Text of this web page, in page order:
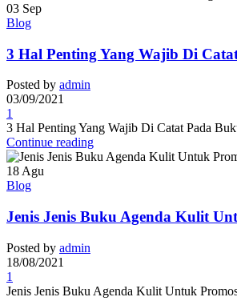
03 Sep
Blog
3 Hal Penting Yang Wajib Di
Posted by admin
03/09/2021
1
3 Hal Penting Yang Wajib Di Catat Pada
Continue reading
18 Agu
Blog
Jenis Jenis Buku Agenda Kulit
Posted by admin
18/08/2021
1
Jenis Jenis Buku Agenda Kulit Untuk